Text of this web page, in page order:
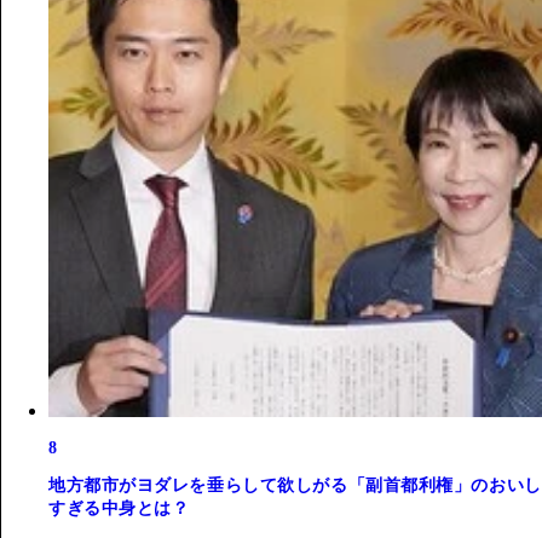
8
地方都市がヨダレを垂らして欲しがる「副首都利権」のおいし
すぎる中身とは？